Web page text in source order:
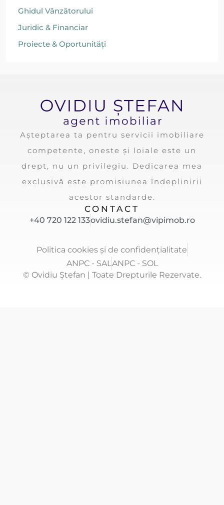
Ghidul Vânzătorului
Juridic & Financiar
Proiecte & Oportunități
Așteptarea ta pentru servicii imobiliare
competente, oneste și loiale este un
drept, nu un privilegiu. Dedicarea mea
exclusivă este promisiunea îndeplinirii
acestor standarde.
CONTACT
+40 720 122 133ovidiu.stefan@vipimob.ro
Politica cookies și de confidențialitate
ANPC - SALANPC - SOL
© Ovidiu Ștefan | Toate Drepturile Rezervate.